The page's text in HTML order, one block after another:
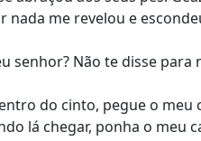
nada me revelou e
senhor? Não te disse para
do cinto, pegue o
lá chegar, ponha o meu